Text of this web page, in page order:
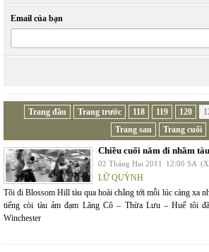
Email của bạn
Trang đầu Trang trước 118 119 120
Trang sau
Trang cuối
Chiều cuối năm đi nhầm
02 Tháng Hai 2011 12:00 SA
LỮ QUỲNH
Tôi đi Blossom Hill tàu qua hoài chẳng tới mỗi lúc càng xa
tiếng còi tàu ảm đạm Lăng Cô – Thừa Lưu – Huế tôi
Winchester